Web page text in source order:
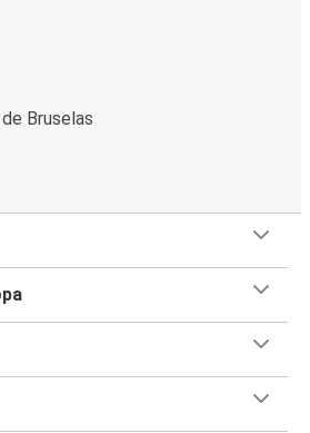
Bruselas